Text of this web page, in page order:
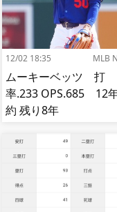
12/02 18:35 MLB
ムーキーベッツ 打
率.233 OPS.685 12
約 残り8年